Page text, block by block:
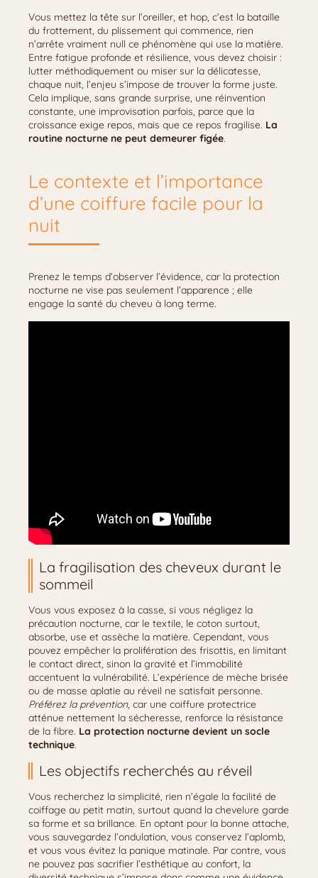
Vous mettez la tête sur l’oreiller, et hop, c’est la bataille
du frottement, du plissement qui commence, rien
n’arrête vraiment null ce phénomène qui use la matière.
Entre fatigue profonde et résilience, vous devez choisir :
lutter méthodiquement ou miser sur la délicatesse,
chaque nuit, l’enjeu s’impose de trouver la forme juste.
Cela implique, sans grande surprise, une réinvention
constante, une improvisation parfois, parce que la
croissance exige repos, mais que ce repos fragilise. La
routine nocturne ne peut demeurer figée.
Le contexte et l’importance
d’une coiffure facile pour la
nuit
Prenez le temps d’observer l’évidence, car la protection
nocturne ne vise pas seulement l’apparence ; elle
engage la santé du cheveu à long terme.
La fragilisation des cheveux durant le
sommeil
Vous vous exposez à la casse, si vous négligez la
précaution nocturne, car le textile, le coton surtout,
absorbe, use et assèche la matière. Cependant, vous
pouvez empêcher la prolifération des frisottis, en limitant
le contact direct, sinon la gravité et l’immobilité
accentuent la vulnérabilité. L’expérience de mèche brisée
ou de masse aplatie au réveil ne satisfait personne.
Préférez la prévention, car une coiffure protectrice
atténue nettement la sécheresse, renforce la résistance
de la fibre. La protection nocturne devient un socle
technique.
Les objectifs recherchés au réveil
Vous recherchez la simplicité, rien n’égale la facilité de
coiffage au petit matin, surtout quand la chevelure garde
sa forme et sa brillance. En optant pour la bonne attache,
vous sauvegardez l’ondulation, vous conservez l’aplomb,
et vous vous évitez la panique matinale. Par contre, vous
ne pouvez pas sacrifier l’esthétique au confort, la